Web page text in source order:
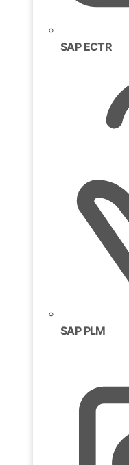
SAP ECTR
SAP PLM